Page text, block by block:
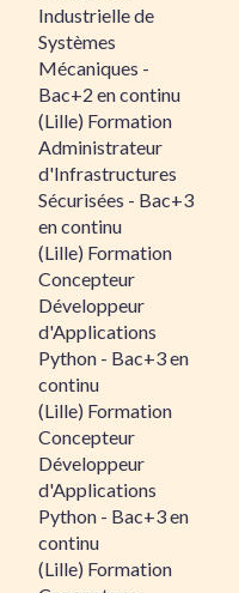
Industrielle de
Systèmes
Mécaniques -
Bac+2 en continu
(Lille) Formation
Administrateur
d'Infrastructures
Sécurisées - Bac+3
en continu
(Lille) Formation
Concepteur
Développeur
d'Applications
Python - Bac+3 en
continu
(Lille) Formation
Concepteur
Développeur
d'Applications
Python - Bac+3 en
continu
(Lille) Formation